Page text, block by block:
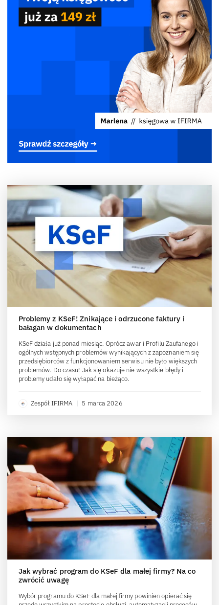
Problemy z KSeF! Znikające i odrzucone faktury i
bałagan w dokumentach
KSeF działa już ponad miesiąc. Oprócz awarii Profilu Zaufanego i
ogólnych wstępnych problemów wynikających z zapoznaniem się
przedsiębiorców z funkcjonowaniem serwisu nie było większych
problemów. Do czasu! Jak się okazuje nie wszystkie błędy i
problemy udało się wyłapać na bieżąco.
Zespół IFIRMA | 5 marca 2026
Jak wybrać program do KSeF dla małej firmy? Na co
zwrócić uwagę
Wybór programu do KSeF dla małej firmy powinien opierać się